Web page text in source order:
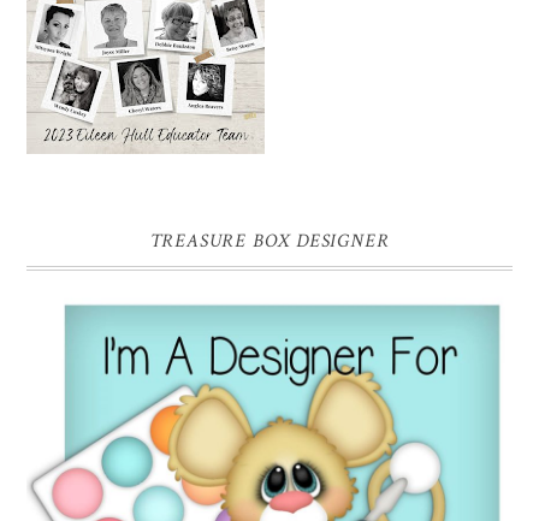
TREASURE BOX DESIGNER